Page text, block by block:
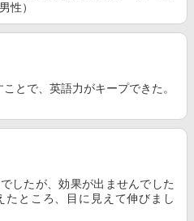
性）
とで、英語力がキープできた。
したが、効果が出ませんでした
ところ、目に見えて伸びまし